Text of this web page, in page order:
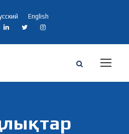
English